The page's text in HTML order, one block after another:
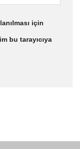
için
bu tarayıcıya